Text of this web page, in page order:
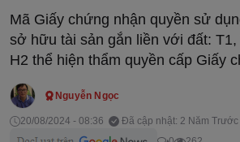
Mã Giấy chứng nhận quyền sử
sở hữu tài sản gắn liền với đất: T1,
H2 thể hiện thẩm quyền cấp Giấy
Nguyễn Ngọc
20/08/2024 - 08:36
Đã cập nhật: 2 Năm Trước